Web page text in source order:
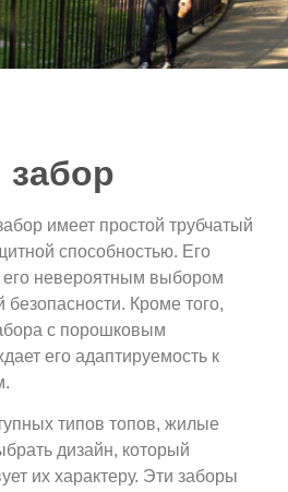
забор
имеет простой трубчатый
способностью. Его
его невероятным выбором
Кроме того,
с порошковым
его адаптируемость к
типов топов, жилые
дизайн, который
их характеру. Эти заборы